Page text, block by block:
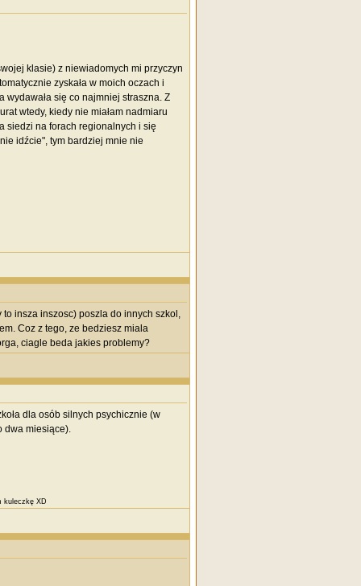
klasie) z niewiadomych mi przyczyn
zyskała w moich oczach i
wydawała się co najmniej straszna. Z
wtedy, kiedy nie miałam nadmiaru
siedzi na forach regionalnych i się
idźcie", tym bardziej mnie nie
insza inszosc) poszla do innych szkol,
Coz z tego, ze bedziesz miala
ciagle beda jakies problemy?
dla osób silnych psychicznie (w
dwa miesiące).
kuleczkę XD